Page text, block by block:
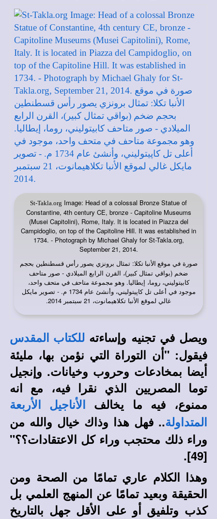
St-Takla.org Image: Head of a colossal Bronze Statue of
Constantine, 4th century CE, bronze - Capitoline Museums
(Musei Capitolini), Rome, Italy. It is located in Piazza del
Campidoglio, on top of the Capitoline Hill. It was established in
1734. - Photograph by Michael Ghaly for St-Takla.org,
September 21, 2014.
صورة في موقع الأنبا تكلا: تمثال برونزي يصور رأس قسطنطين بحجم
ضخم (بواقي تمثال كبير)، القرن الرابع الميلادي - صور متاحف
كابيتوليني، روما، إيطاليا. وهو مجموعة متاحف في متحف واحد،
موجود في أعلى تل كاپيتوليني، وأنشئ عام 1734 م. - تصوير مايكل
غالي لموقع الأنبا تكلاهيمانوت، 21 سبتمبر 2014.
ويصل في تجنيه وإساءته للكتاب المقدس
فيقول: "أن التوراة التي نؤمن بها، مليئة
أيضا بمخادعات وحروب وخيانات. وإنجيل
توما المصريين الذي نقرا فيه، مع انه
ممنوع، فيه ما يخالف
الأناجيل الأربعة
المتداولة.. فهل هذا وذاك خيال والله من
وراء ذلك محتجب وراء كل الاعتقادات؟؟"
[
49]
.
وهذا الكلام عاري تمامًا من الصحة ومن
الحقيقة وبعيد تمامًا عن المنهج العلمي بل
كذب وتلفيق أو على الأقل جهل بالتاريخ